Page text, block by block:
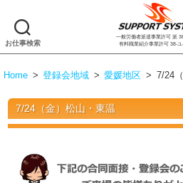
お仕事検索
株
式
会
サ
ー
ス
一般労働者派遣事業許可 派
有料職業紹介事業許可 38-ユ
Home > 登録会地域 > 愛媛地区 > 7/24
7/24（金）松山・東温